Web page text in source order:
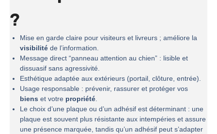
?
Mise en garde claire pour visiteurs et livreurs ; améliore la
visibilité de l’information.
Message direct “panneau attention au chien” : lisible et
dissuasif sans agressivité.
Esthétique adaptée aux extérieurs (portail, clôture, entrée).
Usage responsable : prévenir, rassurer et protéger vos
biens et votre propriété.
Le choix d’une plaque ou d’un adhésif est déterminant : une
plaque est souvent plus résistante aux intempéries et assure
une présence marquée, tandis qu’un adhésif peut s’adapter